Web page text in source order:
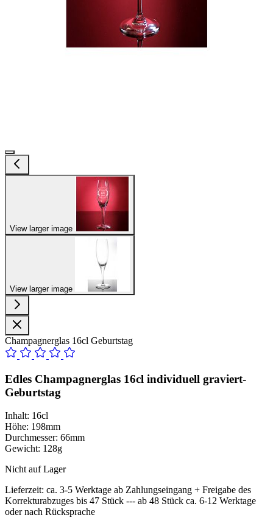
View larger image
View larger image
Champagnerglas 16cl Geburtstag
Edles Champagnerglas 16cl individuell graviert-
Geburtstag
Inhalt: 16cl
Höhe: 198mm
Durchmesser: 66mm
Gewicht: 128g
Nicht auf Lager
Lieferzeit: ca. 3-5 Werktage ab Zahlungseingang + Freigabe des
Korrekturabzuges bis 47 Stück --- ab 48 Stück ca. 6-12 Werktage
oder nach Rücksprache